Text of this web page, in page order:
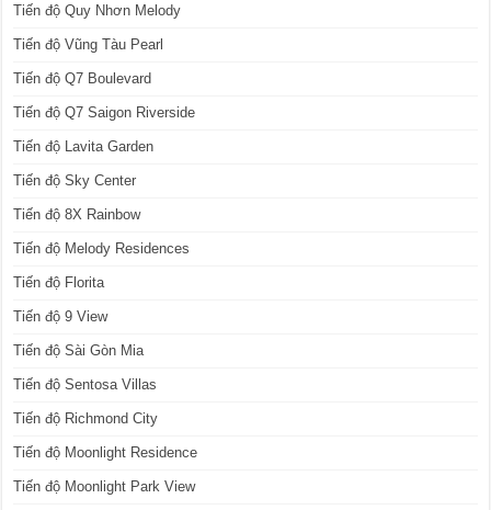
Tiến độ Quy Nhơn Melody
Tiến độ Vũng Tàu Pearl
Tiến độ Q7 Boulevard
Tiến độ Q7 Saigon Riverside
Tiến độ Lavita Garden
Tiến độ Sky Center
Tiến độ 8X Rainbow
Tiến độ Melody Residences
Tiến độ Florita
Tiến độ 9 View
Tiến độ Sài Gòn Mia
Tiến độ Sentosa Villas
Tiến độ Richmond City
Tiến độ Moonlight Residence
Tiến độ Moonlight Park View